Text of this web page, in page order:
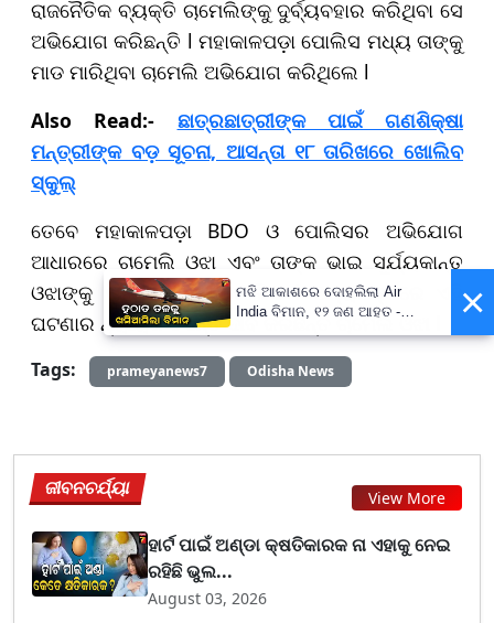
ରାଜନୈତିକ ବ୍ୟକ୍ତି ଚାମେଲିଙ୍କୁ ଦୁର୍ବ୍ୟବହାର କରିଥିବା ସେ
ଅଭିଯୋଗ କରିଛନ୍ତି l ମହାକାଳପଡ଼ା ପୋଲିସ ମଧ୍ୟ ତାଙ୍କୁ
ମାଡ ମାରିଥିବା ଚାମେଲି ଅଭିଯୋଗ କରିଥିଲେ l
Also Read:- ଛାତ୍ରଛାତ୍ରୀଙ୍କ ପାଇଁ ଗଣଶିକ୍ଷା
ମନ୍ତ୍ରୀଙ୍କ ବଡ଼ ସୂଚନା, ଆସନ୍ତା ୧୮ ତାରିଖରେ ଖୋଲିବ
ସ୍କୁଲ୍
ତେବେ ମହାକାଳପଡ଼ା BDO ଓ ପୋଲିସର ଅଭିଯୋଗ
ଆଧାରରେ ଚାମେଲି ଓଝା ଏବଂ ତାଙ୍କ ଭାଇ ସୂର୍ଯ୍ୟକାନ୍ତ
ଓଝାଙ୍କୁ ଗିରଫ କରିଛି ପୋଲିସ l ଅନ୍ୟପକ୍ଷରେ ଏହି
ଘଟଣାର ନ୍ୟାୟିକ ତଦନ୍ତ ଦାବି କରିଛନ୍ତି ଚାମେଲି ଓଝା l
Tags: prameyanews7 Odisha News
ଜୀବନଚର୍ଯ୍ୟା View More
ହାର୍ଟ ପାଇଁ ଅଣ୍ଡା କ୍ଷତିକାରକ ନା ଏହାକୁ ନେଇ
ରହିଛି ଭୁଲ...
August 03, 2026
×
ମଝି ଆକାଶରେ ଦୋହଲିଲା Air
India ବିମାନ, ୧୨ ଜଣ ଆହତ -
PrameyaNews7